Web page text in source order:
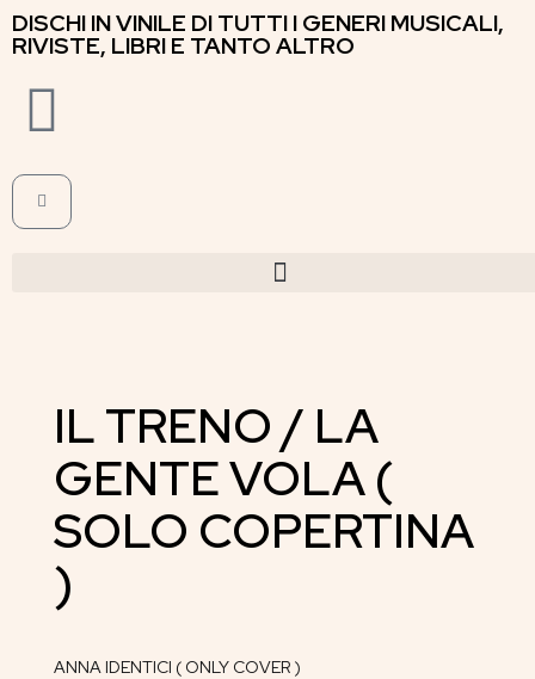
DISCHI IN VINILE DI TUTTI I GENERI MUSICALI,
RIVISTE, LIBRI E TANTO ALTRO
IL TRENO / LA
GENTE VOLA (
SOLO COPERTINA
)
ANNA IDENTICI ( ONLY COVER )